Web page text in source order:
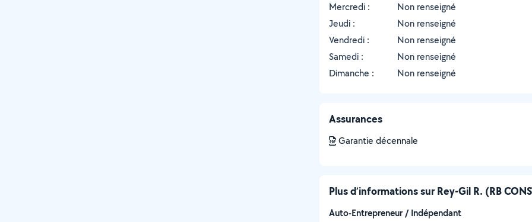
Mercredi :
Non renseigné
Jeudi :
Non renseigné
Vendredi :
Non renseigné
Samedi :
Non renseigné
Dimanche :
Non renseigné
Assurances
Garantie décennale
Plus d’informations sur Rey-Gil R. (RB
Auto-Entrepreneur / Indépendant